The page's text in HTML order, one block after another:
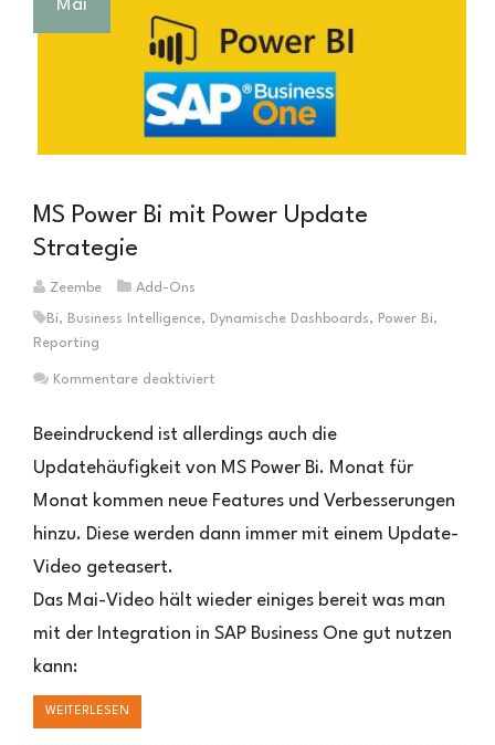
Mai
MS Power Bi mit Power Update
Strategie
Zeembe Add-Ons
Bi, Business Intelligence, Dynamische Dashboards, Power Bi,
Reporting
Kommentare deaktiviert
Power
mit
Power
Update
Beeindruckend ist allerdings auch die
Updatehäufigkeit von MS Power Bi. Monat für
Monat kommen neue Features und Verbesserungen
hinzu. Diese werden dann immer mit einem Update-
Video geteasert.
Das Mai-Video hält wieder einiges bereit was man
mit der Integration in SAP Business One gut nutzen
kann:
WEITERLESEN